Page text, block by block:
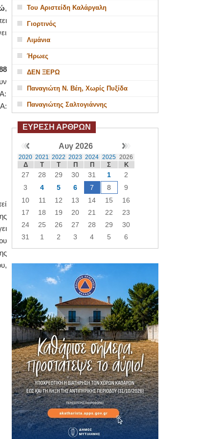
,
Του Αριστείδη Καλάργαλη
Γιορτινός
Λιμάνια
Ήρωες
ΔΕΝ ΞΕΡΩ
Παναγιώτη Ν. Βέη, Χωρίς Πυξίδα
Παναγιώτης Σαλτογιάννης
ΕΥΡΕΣΗ ΑΡΘΡΩΝ
Αυγ 2026
2020 2021 2022 2023 2024 2025 2026
Δ Τ Τ Π Π Σ Κ
27 28 29 30 31 1
2
3
4 5 6 7 8
9
10
11 12 13 14 15
16
17
18 19 20 21 22
23
24
25 26 27 28 29
30
31
1 2 3 4 5 6